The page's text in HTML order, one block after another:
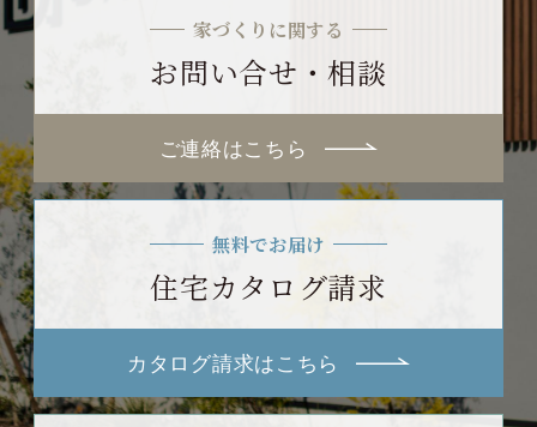
家づくりに関する
お問い合せ・相談
ご連絡はこちら
無料でお届け
住宅カタログ請求
カタログ請求はこちら